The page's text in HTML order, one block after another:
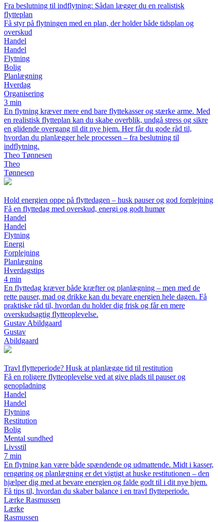
Fra beslutning til indflytning: Sådan lægger du en realistisk
flytteplan
Få styr på flytningen med en plan, der holder både tidsplan og
overskud
Handel
Handel
Flytning
Bolig
Planlægning
Hverdag
Organisering
3 min
En flytning kræver mere end bare flyttekasser og stærke arme. Med
en realistisk flytteplan kan du skabe overblik, undgå stress og sikre
en glidende overgang til dit nye hjem. Her får du gode råd til,
hvordan du planlægger hele processen – fra beslutning til
indflytning.
Theo Tønnesen
Theo
Tønnesen
Hold energien oppe på flyttedagen – husk pauser og god forplejning
Få en flyttedag med overskud, energi og godt humør
Handel
Handel
Flytning
Energi
Forplejning
Planlægning
Hverdagstips
4 min
En flyttedag kræver både kræfter og planlægning – men med de
rette pauser, mad og drikke kan du bevare energien hele dagen. Få
praktiske råd til, hvordan du holder dig frisk og får en mere
overskudsagtig flytteoplevelse.
Gustav Abildgaard
Gustav
Abildgaard
Travl flytteperiode? Husk at planlægge tid til restitution
Få en roligere flytteoplevelse ved at give plads til pauser og
genopladning
Handel
Handel
Flytning
Restitution
Bolig
Mental sundhed
Livsstil
7 min
En flytning kan være både spændende og udmattende. Midt i kasser,
rengøring og planlægning er det vigtigt at huske restitutionen – den
hjælper dig med at bevare energien og falde godt til i dit nye hjem.
Få tips til, hvordan du skaber balance i en travl flytteperiode.
Lærke Rasmussen
Lærke
Rasmussen